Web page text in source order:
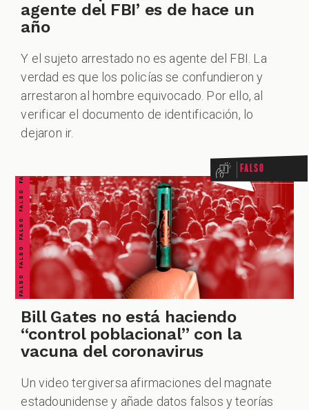
agente del FBI’ es de hace un
año
Y el sujeto arrestado no es agente del FBI. La
verdad es que los policías se confundieron y
arrestaron al hombre equivocado. Por ello, al
verificar el documento de identificación, lo
dejaron ir.
FALSO FALSO FALSO FALSO FALSO FALSO FALSO Falso
Bill Gates no está haciendo
“control poblacional” con la
vacuna del coronavirus
Un video tergiversa afirmaciones del magnate
estadounidense y añade datos falsos y teorías